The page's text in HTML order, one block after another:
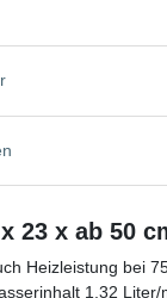
23 x ab 50
Heizleistung bei
1,32 Liter/